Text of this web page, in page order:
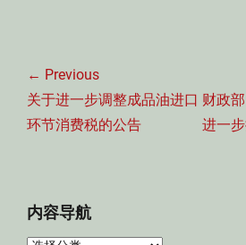
章
导
航
← Previous
Previous
post:
关于进一步调整成品油进口
环节消费税的公告
Next
post:
财政
进一
内容导航